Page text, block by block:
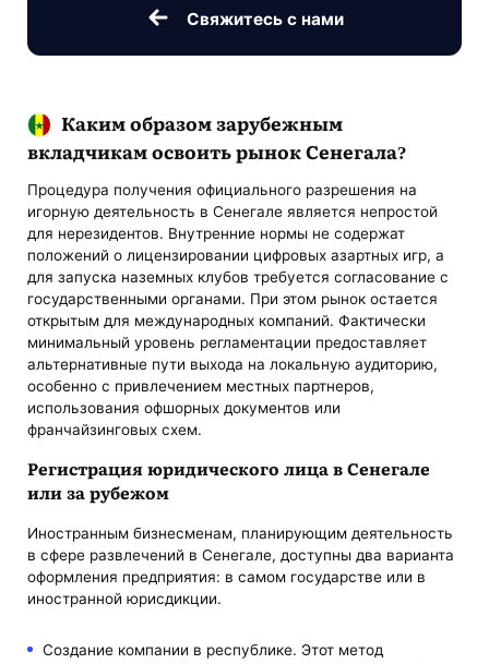
Свяжитесь с нами
Каким образом зарубежным
вкладчикам освоить рынок Сенегала?
Процедура получения официального разрешения на
игорную деятельность в Сенегале является непростой
для нерезидентов. Внутренние нормы не содержат
положений о лицензировании цифровых азартных игр, а
для запуска наземных клубов требуется согласование с
государственными органами. При этом рынок остается
открытым для международных компаний. Фактически
минимальный уровень регламентации предоставляет
альтернативные пути выхода на локальную аудиторию,
особенно с привлечением местных партнеров,
использования офшорных документов или
франчайзинговых схем.
Регистрация юридического лица в Сенегале
или за рубежом
Иностранным бизнесменам, планирующим деятельность
в сфере развлечений в Сенегале, доступны два варианта
оформления предприятия: в самом государстве или в
иностранной юрисдикции.
Создание компании в республике. Этот метод